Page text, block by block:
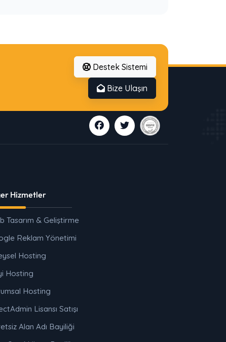
Destek Sistemi
Bize Ulaşın
Hizmetler
Tasarım & Geliştirme
Reklam Yönetimi
Hosting
Hosting
Hosting
Lisansı Satışı
Alan Adı Bayiliği